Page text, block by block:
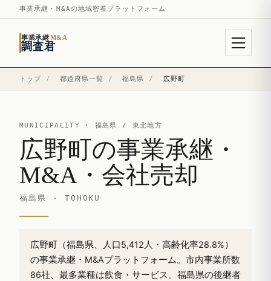
事業承継・M&Aの地域密着プラットフォーム
事業承継M&A
調査君
トップ / 都道府県一覧 / 福島県 / 広野町
MUNICIPALITY · 福島県 / 東北地方
広野町の事業承継・
M&A・会社売却
福島県 · TOHOKU
広野町（福島県、人口5,412人・高齢化率28.8%）
の事業承継・M&Aプラットフォーム。市内事業所数
86社、最多業種は飲食・サービス。福島県の後継者